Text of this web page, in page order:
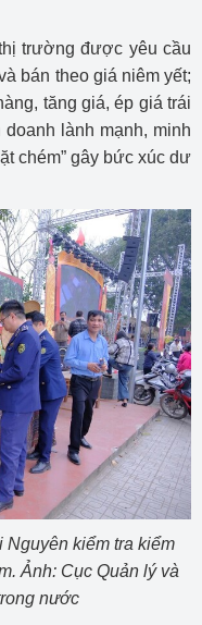
trường được yêu cầu
bán theo giá niêm yết;
tăng giá, ép giá trái
lành mạnh, minh
chém” gây bức xúc dư
kiểm tra kiểm
Ảnh: Cục Quản lý và
nước